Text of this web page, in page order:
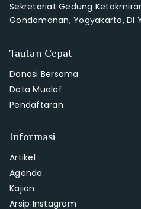
Sekretariat Gedung
Gondomanan, Yogyakarta, DI
Tautan Cepat
Donasi Bersama
Data Mualaf
Pendaftaran
Informasi
Artikel
Agenda
Kajian
Arsip Instagram